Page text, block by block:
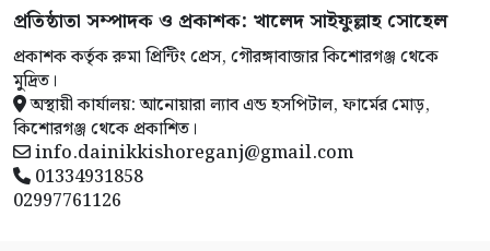
প্রতিষ্ঠাতা সম্পাদক ও প্রকাশক: খালেদ সাইফুল্লাহ সোহেল
প্রকাশক কর্তৃক রুমা প্রিন্টিং প্রেস, গৌরঙ্গাবাজার কিশোরগঞ্জ থেকে
মুদ্রিত।
অস্থায়ী কার্যালয়: আনোয়ারা ল্যাব এন্ড হসপিটাল, ফার্মের মোড়,
কিশোরগঞ্জ থেকে প্রকাশিত।
info.dainikkishoreganj@gmail.com
01334931858
02997761126